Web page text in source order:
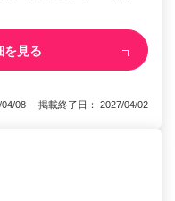
を見る
04/08 掲載終了日： 2027/04/02